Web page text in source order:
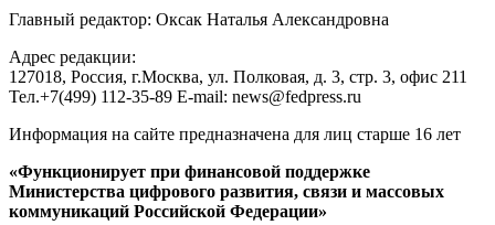
Главный редактор: Оксак Наталья Александровна
Адрес редакции:
127018, Россия, г.Москва, ул. Полковая, д. 3, стр. 3, офис 211
Тел.+7(499) 112-35-89 E-mail: news@fedpress.ru
Информация на сайте предназначена для лиц старше 16 лет
«Функционирует при финансовой поддержке
Министерства цифрового развития, связи и массовых
коммуникаций Российской Федерации»